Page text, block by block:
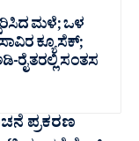
ಮಳೆ; ಒಳ
ಕ್ಯೂಸೆಕ್;
ರೈತರಲ್ಲಿ ಸಂತಸ
ಪ್ರಕರಣ